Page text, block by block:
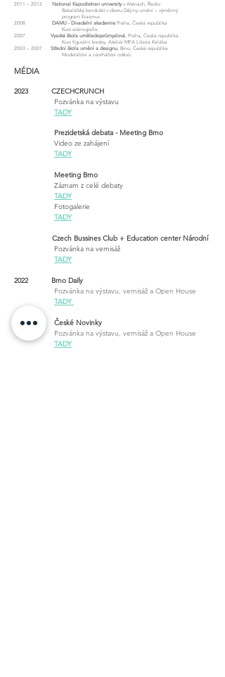
2011 – 2012 National Kapodistrian universityv Aténách, Řecko
Bakalářský kandidát v oboru Dějiny umění – výměnný
program Erasmus
2008 DAMU - Divadelní akademie Praha, Česká republika
Kurz scénografie
2007 Vysoká škola uměleckoprůmyslová, Praha, Česká republika
Kurz figurální kresby, Ateliér MFA Libora Kalába
2003 – 2007 Střední škola umění a designu, Brno, Česká republika
Modelářství a návrhářství oděvů
MÉDIA
2023 CZECHCRUNCH
Pozvánka na výstavu
TADY
Prezidetská debata - Meeting Brno
Video ze zahájení
TADY
Meeting Brno
Záznam z celé debaty
TADY
Fotogalerie
TADY
Czech Bussines Club + Education center Národní
Pozvánka na vernisáž
TADY
2022 Brno Daily
Pozvánka na výstavu, vernisáž a Open House
TADY
České Novinky
Pozvánka na výstavu, vernisáž a Open House
TADY